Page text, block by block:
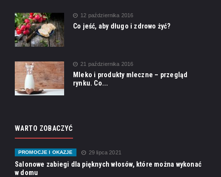
12 października 2016
Co jeść, aby długo i zdrowo żyć?
21 października 2016
Mleko i produkty mleczne – przegląd
rynku. Co...
WARTO ZOBACZYĆ
PROMOCJE I OKAZJE 29 lipca 2021
Salonowe zabiegi dla pięknych włosów, które można wykonać
w domu